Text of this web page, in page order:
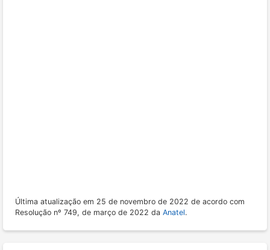
Última atualização em 25 de novembro de 2022 de acordo com
Resolução nº 749, de março de 2022 da Anatel.